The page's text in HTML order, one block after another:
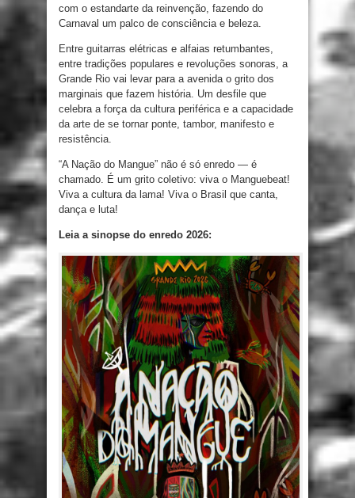
com o estandarte da reinvenção, fazendo do
Carnaval um palco de consciência e beleza.
Entre guitarras elétricas e alfaias retumbantes,
entre tradições populares e revoluções sonoras, a
Grande Rio vai levar para a avenida o grito dos
marginais que fazem história. Um desfile que
celebra a força da cultura periférica e a capacidade
da arte de se tornar ponte, tambor, manifesto e
resistência.
“A Nação do Mangue” não é só enredo — é
chamado. É um grito coletivo: viva o Manguebeat!
Viva a cultura da lama! Viva o Brasil que canta,
dança e luta!
Leia a sinopse do enredo 2026: